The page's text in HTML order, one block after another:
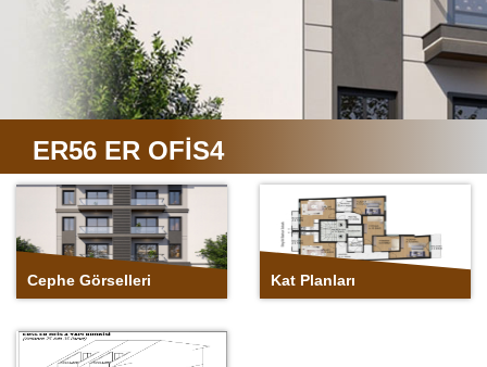
ER56 ER OFİS4
Cephe Görselleri
Cephe
Görselleri
Kat Planları
Yapı Krokisi